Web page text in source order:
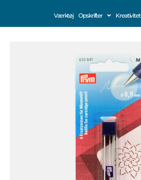
Værktøj Opskrifter Kreativitet